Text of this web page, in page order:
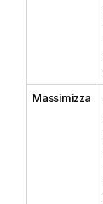
Massimizza